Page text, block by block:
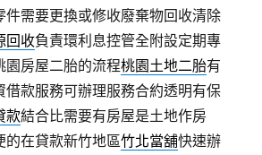
件需要更換或修收廢棄物回收清除
回收負責環利息控管全附設定期專
園房屋二胎的流程桃園土地二胎有
借款服務可辦理服務合約透明有保
款結合比需要有房屋是土地作房
的在貸款新竹地區竹北當舖快速辦